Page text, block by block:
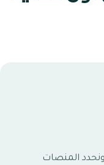
المنصات